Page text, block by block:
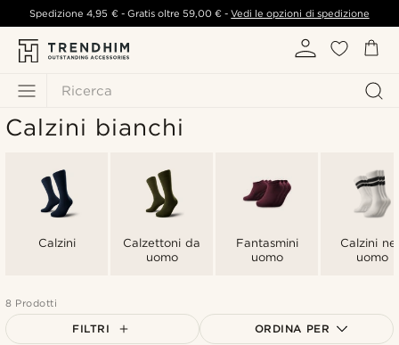
Ricerca
Spedizione4,95 €- Gratis oltre 59,00 € -Vedi le opzioni di spedizione
Calzini bianchi
Calzini
Calzettoni da
uomo
Fantasmini
uomo
Calzini
uomo
8 Prodotti
FILTRI ORDINA PER